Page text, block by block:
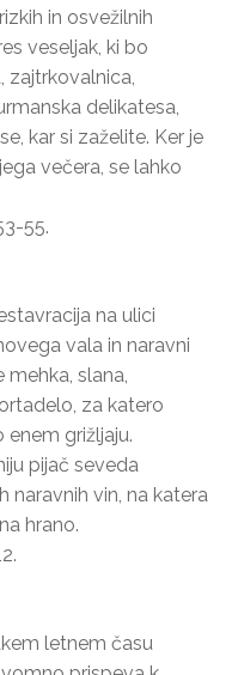
in osvežilnih
veseljak, ki bo
zajtrkovalnica,
delikatesa,
kar si zaželite. Ker je
večera, se lahko
55.
na ulici
vala in naravni
slana,
za katero
enem grižljaju.
pijač seveda
naravnih vin, na katera
hrano.
letnem času